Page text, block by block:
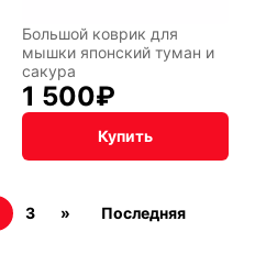
Большой коврик для
мышки японский туман и
сакура
1 500₽
Купить
3 » Последняя